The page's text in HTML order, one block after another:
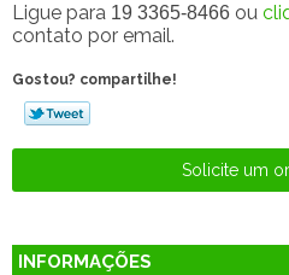
Ligue para 19 3365-8466 ou
contato por email.
Gostou? compartilhe!
Solicite um
INFORMAÇÕES